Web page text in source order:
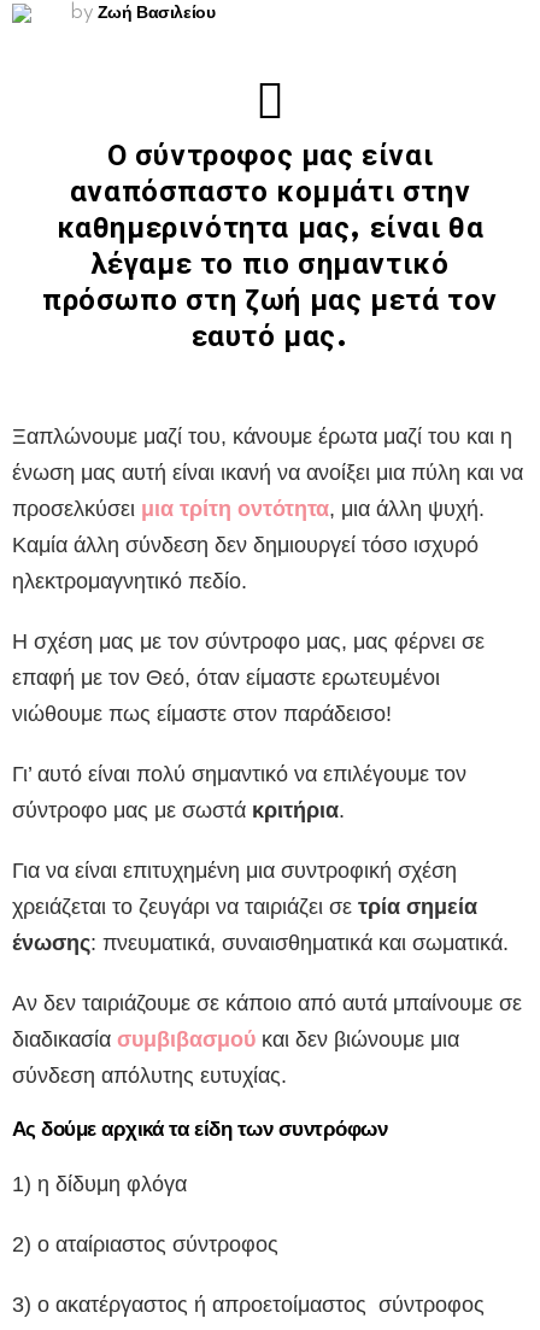
by Ζωή Βασιλείου
Ο σύντροφος μας είναι
αναπόσπαστο κομμάτι στην
καθημερινότητα μας, είναι θα
λέγαμε το πιο σημαντικό
πρόσωπο στη ζωή μας μετά τον
εαυτό μας.
Ξαπλώνουμε μαζί του, κάνουμε έρωτα μαζί του και η
ένωση μας αυτή είναι ικανή να ανοίξει μια πύλη και να
προσελκύσει μια τρίτη οντότητα, μια άλλη ψυχή.
Καμία άλλη σύνδεση δεν δημιουργεί τόσο ισχυρό
ηλεκτρομαγνητικό πεδίο.
Η σχέση μας με τον σύντροφο μας, μας φέρνει σε
επαφή με τον Θεό, όταν είμαστε ερωτευμένοι
νιώθουμε πως είμαστε στον παράδεισο!
Γι’ αυτό είναι πολύ σημαντικό να επιλέγουμε τον
σύντροφο μας με σωστά κριτήρια.
Για να είναι επιτυχημένη μια συντροφική σχέση
χρειάζεται το ζευγάρι να ταιριάζει σε τρία σημεία
ένωσης: πνευματικά, συναισθηματικά και σωματικά.
Αν δεν ταιριάζουμε σε κάποιο από αυτά μπαίνουμε σε
διαδικασία συμβιβασμού και δεν βιώνουμε μια
σύνδεση απόλυτης ευτυχίας.
Ας δούμε αρχικά τα είδη των συντρόφων
1) η δίδυμη φλόγα
2) ο αταίριαστος σύντροφος
3) ο ακατέργαστος ή απροετοίμαστος σύντροφος